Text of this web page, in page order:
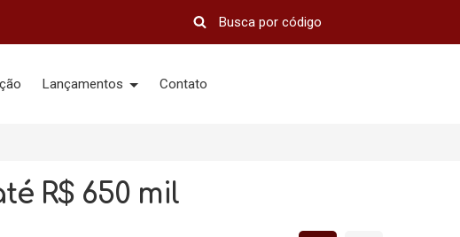
Lançamentos Contato
R$ 650 mil